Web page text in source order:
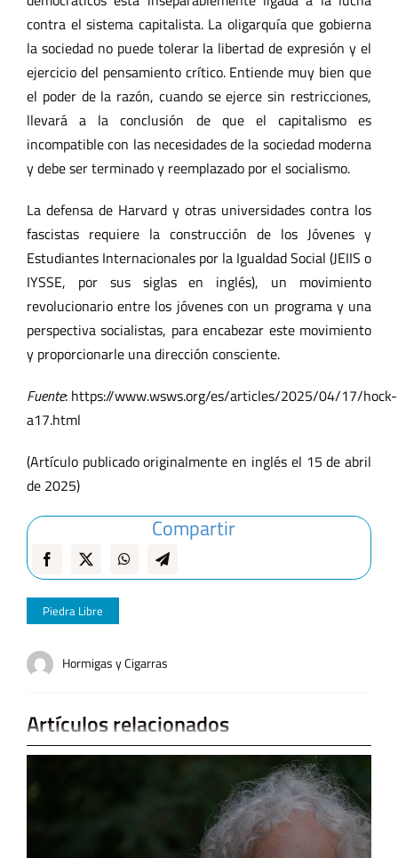
contra el sistema capitalista. La oligarquía que gobierna
la sociedad no puede tolerar la libertad de expresión y el
ejercicio del pensamiento crítico. Entiende muy bien que
el poder de la razón, cuando se ejerce sin restricciones,
llevará a la conclusión de que el capitalismo es
incompatible con las necesidades de la sociedad moderna
y debe ser terminado y reemplazado por el socialismo.
La defensa de Harvard y otras universidades contra los
fascistas requiere la construcción de los Jóvenes y
Estudiantes Internacionales por la Igualdad Social (JEIIS o
IYSSE, por sus siglas en inglés), un movimiento
revolucionario entre los jóvenes con un programa y una
perspectiva socialistas, para encabezar este movimiento
y proporcionarle una dirección consciente.
Fuente: https://www.wsws.org/es/articles/2025/04/17/hock-
a17.html
(Artículo publicado originalmente en inglés el 15 de abril
de 2025)
Compartir
Piedra Libre
Hormigas y Cigarras
Artículos relacionados